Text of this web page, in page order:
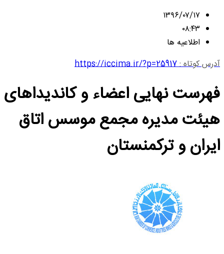
۱۳۹۶/۰۷/۱۷
۰۸:۴۳
اطلاعیه ها
آدرس کوتاه :https://iccima.ir/?p=25917
فهرست نهایی اعضاء و کاندیداهای
هیئت مدیره مجمع موسس اتاق
ایران و ترکمنستان